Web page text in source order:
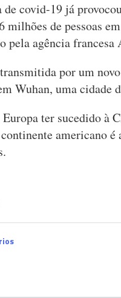
de covid-19 já
milhões de pessoas
pela agência francesa
por um
Wuhan, uma cidade
ter sucedido à
americano é